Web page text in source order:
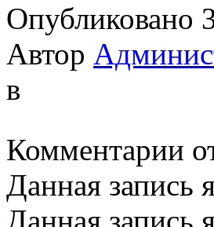
Опубликовано
Автор
в
Комментарии
Данная запись
Данная запись